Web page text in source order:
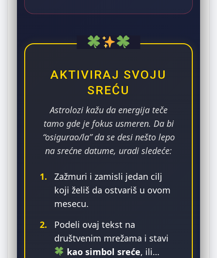
AKTIVIRAJ SVOJU
SREĆU
Astrolozi kažu da energija teče
tamo gde je fokus usmeren. Da bi
“osigurao/la” da se desi nešto lepo
na srećne datume, uradi sledeće:
1.
Zažmuri i zamisli jedan cilj
koji želiš da ostvariš u ovom
mesecu.
2.
Podeli ovaj tekst na
društvenim mrežama i stavi
kao simbol sreće, ili…